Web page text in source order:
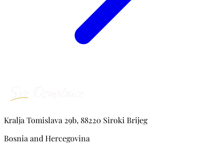
Kralja Tomislava 29b, 88220 Siroki Brijeg
Bosnia and Hercegovina